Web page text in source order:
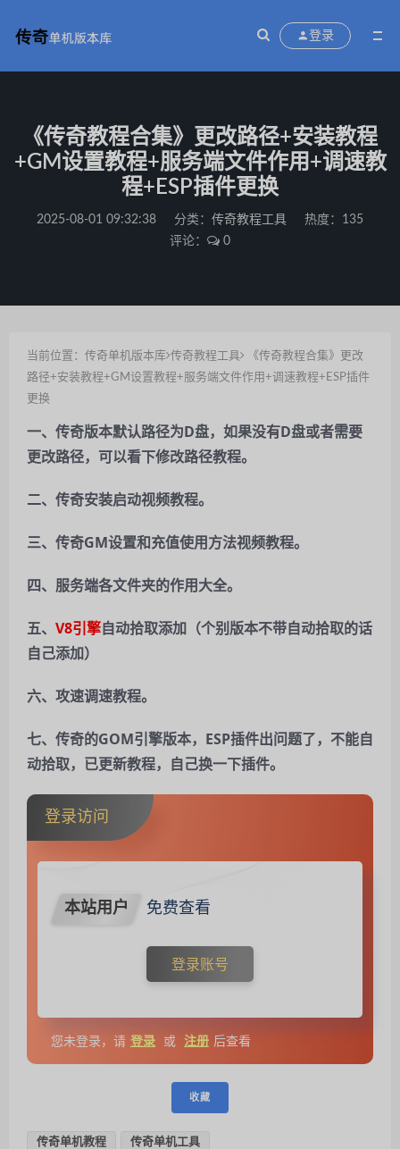
登录
《传奇教程合集》更改路径+安装教程
+GM设置教程+服务端文件作用+调速教
程+ESP插件更换
2025-08-01 09:32:38 分类： 传奇教程工具
热度：135
评论：
0
当前位置： 传奇单机版本库 传奇教程工具
《传奇教程合集》更改
路径+安装教程+GM设置教程+服务端文件作用+调速教程+ESP插件
更换
一、传奇版本默认路径为D盘，如果没有D盘或者需要
更改路径，可以看下修改路径教程。
二、传奇安装启动视频教程。
三、传奇GM设置和充值使用方法视频教程。
四、服务端各文件夹的作用大全。
五、 V8引擎自动拾取添加（个别版本不带自动拾取的话
自己添加）
六、 攻速调速教程。
七、传奇的GOM引擎版本，ESP插件出问题了，不能自
动拾取，已更新教程，自己换一下插件。
登录访问
本站用户 免费查看
登录账号
您未登录，请 登录 或 注册 后查看
收藏
传奇单机教程 传奇单机工具